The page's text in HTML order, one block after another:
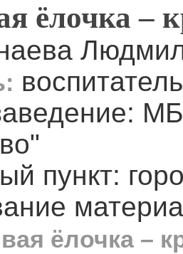
ёлочка –
воспитатель
пункт:
ёлочка –